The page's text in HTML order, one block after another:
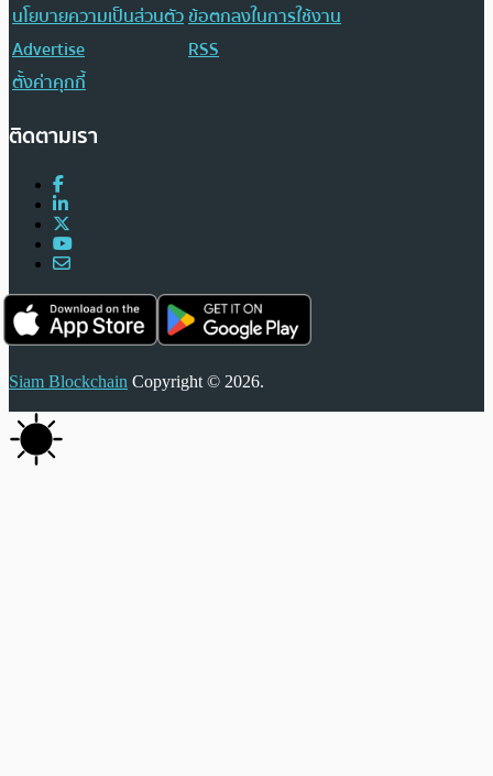
นโยบายความเป็นส่วนตัวข้อตกลงในการใช้งาน
Advertise
RSS
ตั้งค่าคุกกี้
ติดตามเรา
Siam Blockchain Copyright © 2026.